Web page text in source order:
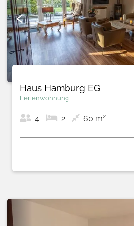
‹
Haus Hamburg EG
Ferienwohnung
4 2 60 m2